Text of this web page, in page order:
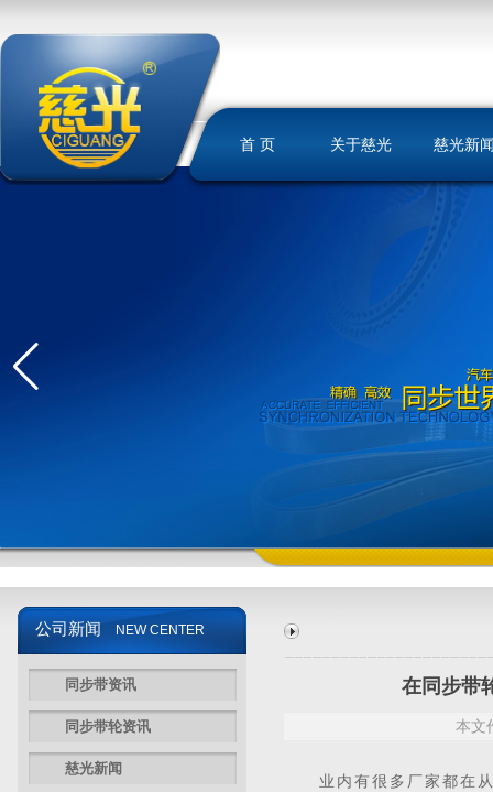
首 页 关于慈光 慈光新
公司新闻 NEW CENTER
同步带资讯
同步带轮资讯
慈光新闻
在同步带
本文
业内有很多厂家都在